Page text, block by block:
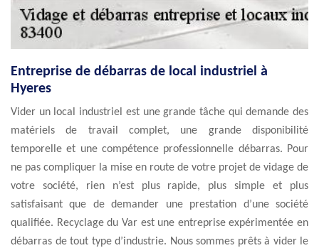
Entreprise de débarras de local industriel à
Hyeres
Vider un local industriel est une grande tâche qui demande des
matériels de travail complet, une grande disponibilité
temporelle et une compétence professionnelle débarras. Pour
ne pas compliquer la mise en route de votre projet de vidage de
votre société, rien n’est plus rapide, plus simple et plus
satisfaisant que de demander une prestation d’une société
qualifiée. Recyclage du Var est une entreprise expérimentée en
débarras de tout type d’industrie. Nous sommes prêts à vider le